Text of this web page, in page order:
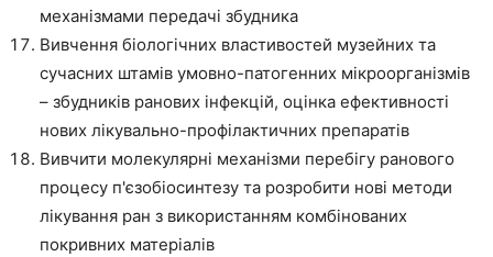
механізмами передачі збудника
Вивчення біологічних властивостей музейних та
сучасних штамів умовно-патогенних мікроорганізмів
– збудників ранових інфекцій, оцінка ефективності
нових лікувально-профілактичних препаратів
Вивчити молекулярні механізми перебігу ранового
процесу п'єзобіосинтезу та розробити нові методи
лікування ран з використанням комбінованих
покривних матеріалів